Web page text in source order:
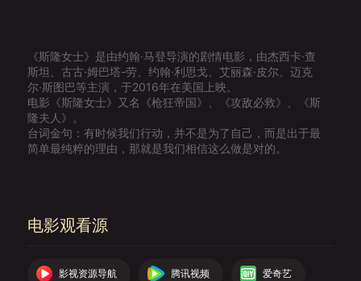
《斯隆女士》是由约翰·马登导演的剧情电影，由杰西卡·查
斯坦、古古·姆巴塔-劳、约翰·利思戈、艾丽森·皮尔、迈克
尔·斯图巴等主演，于2016年在美国上映。
电影《斯隆女士》又名《枪狂帝国》、《攻敌必救》、《斯
隆夫人》。
台词金句：有时候我们行动，并不是为了自己，而是出于最
简单最纯粹的理由，那就是我们相信这么做是对的。
电影观看源
影视资源导航 腾讯视频 爱奇艺